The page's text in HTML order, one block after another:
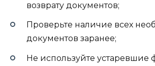
возврату документов;
Проверьте наличие всех
документов заранее;
Не используйте устаревшие